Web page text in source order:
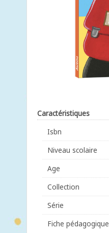
Caractéristiques
Isbn
Niveau scolaire
Age
Collection
Série
Fiche pédagogique